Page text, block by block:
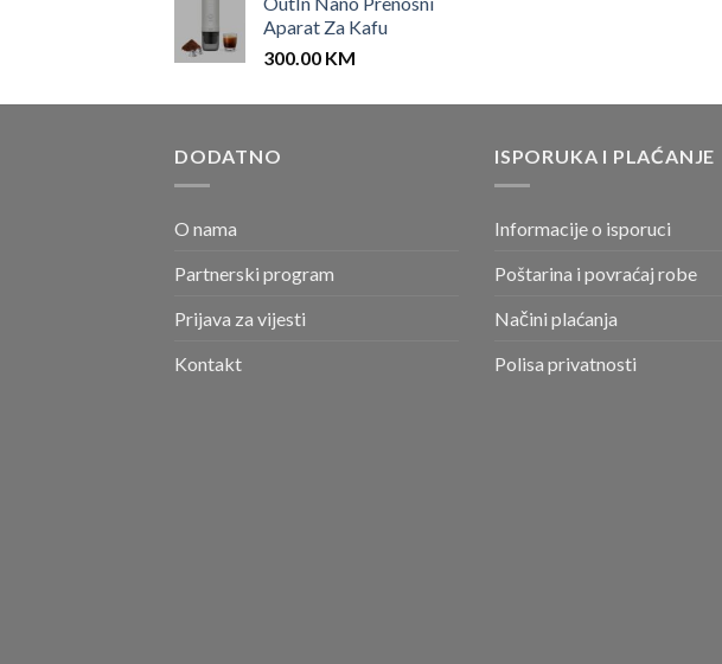
Aparat Za Kafu
300.00 KM
DODATNO
O nama
Partnerski program
Prijava za vijesti
Kontakt
ISPORUKA I PLAĆANJE
Informacije o isporuci
Poštarina i povraćaj robe
Načini plaćanja
Polisa privatnosti